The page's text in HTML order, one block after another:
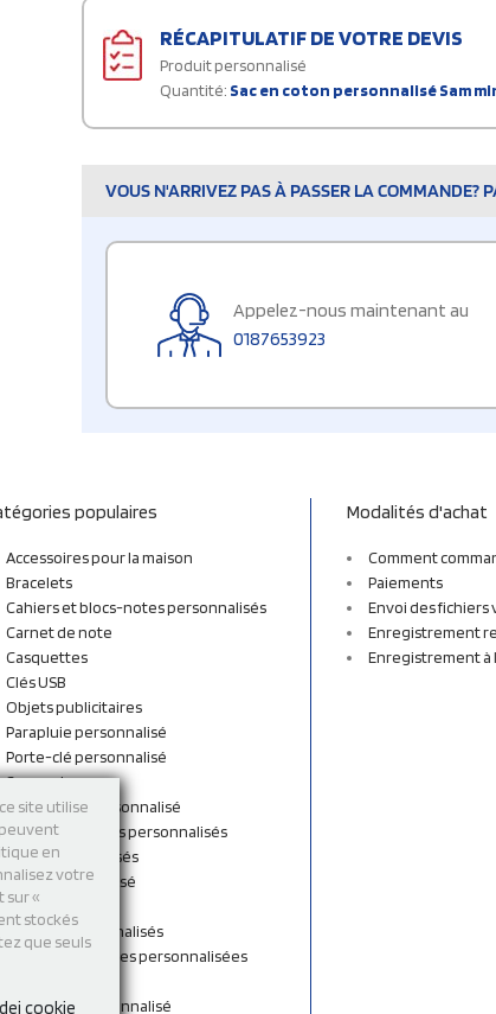
site utilise
en
votre
sur «
stockés
que seuls
cookie
RÉCAPITULATIF DE VOTRE DEVIS
Produit personnalisé
Quantité: Sac en coton personnalisé Sam
VOUS N'ARRIVEZ PAS À PASSER LA COMMANDE?
Appelez-nous maintenant au
0187653923
populaires
Accessoires pour la maison
Bracelets
Cahiers et blocs-notes personnalisés
Carnet de note
Casquettes
Clés USB
Objets publicitaires
Parapluie personnalisé
Porte-clé personnalisé
Sac cordon
Sac en tissu personnalisé
Sacs et sacs à dos personnalisés
Sacs personnalisés
Stylo personnalisé
Sweatshirts
T-shirts personnalisés
Tasses et Gourdes personnalisées
Vêtement personnalisé
Modalités d'achat
Comment
Paiements
Envoi des fichiers
Enregistrement
Enregistrement à